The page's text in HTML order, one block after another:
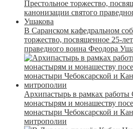
В Саранском кафедральном
торжество, посвященное 25-
праведного воина Феодора
Архипастырь в рамках работы
монастырям и монашеству
монастыри Чебоксарской и
митрополии